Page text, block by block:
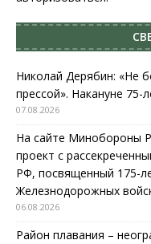
Николай Дерябин: «Не
прессой». Накануне 75-
07.08.2026
На сайте Минобороны
проект с
РФ, посвященный 175-
Железнодорожных
06.08.2026
Район плавания –